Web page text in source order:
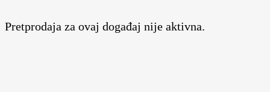
Pretprodaja za ovaj događaj nije aktivna.